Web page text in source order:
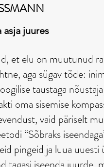
asja juures
et elu on muutunud
aga sügav tõde:
taustaga
oma sisemise
vaid päriselt
“Sõbraks
pingeid ja luua uuesti